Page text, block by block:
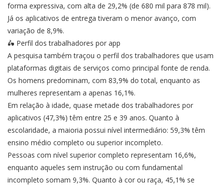
forma expressiva, com alta de 29,2% (de 680 mil para 878 mil).
Já os aplicativos de entrega tiveram o menor avanço, com
variação de 8,9%.
🛵 Perfil dos trabalhadores por app
A pesquisa também traçou o perfil dos trabalhadores que usam
plataformas digitais de serviços como principal fonte de renda.
Os homens predominam, com 83,9% do total, enquanto as
mulheres representam a apenas 16,1%.
Em relação à idade, quase metade dos trabalhadores por
aplicativos (47,3%) têm entre 25 e 39 anos. Quanto à
escolaridade, a maioria possui nível intermediário: 59,3% têm
ensino médio completo ou superior incompleto.
Pessoas com nível superior completo representam 16,6%,
enquanto aqueles sem instrução ou com fundamental
incompleto somam 9,3%. Quanto à cor ou raça, 45,1% se